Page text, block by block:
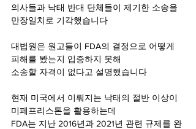
의사들과 낙태 반대 단체들이 제기한 소송을
만장일치로 기각했습니다
대법원은 원고들이 FDA의 결정으로 어떻게
피해를 봤는지 입증하지 못해
소송할 자격이 없다고 설명했습니다
현재 미국에서 이뤄지는 낙태의 절반 이상이
미페프리스톤을 활용하는데
FDA는 지난 2016년과 2021년 관련 규제를 완